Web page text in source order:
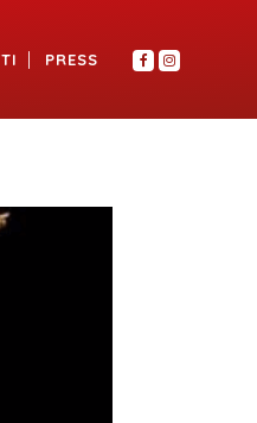
PRESS